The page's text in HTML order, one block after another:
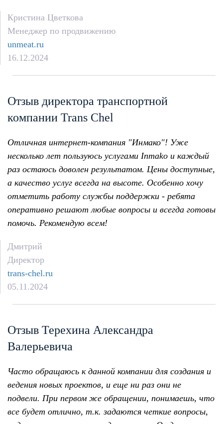
Кристина Цветкова
Менеджер по продвижению
unmeat.ru
16.12.2024
Отзыв директора транспортной
компании Trans Chel
Отличная интернет-компания "Инмако"! Уже
несколько лет пользуюсь услугами Inmako и каждый
раз остаюсь доволен результатом. Цены доступные,
а качество услуг всегда на высоте. Особенно хочу
отметить работу службы поддержки - ребята
оперативно решают любые вопросы и всегда готовы
помочь. Рекомендую всем!
Дмитрий
Директор
trans-chel.ru
05.11.2024
Отзыв Терехина Александра
Валерьевича
Часто обращаюсь к данной компании для создания и
ведения новых проектов, и еще ни раз они не
подвели. При первом же обращении, понимаешь, что
все будет отлично, т.к. задаются четкие вопросы,